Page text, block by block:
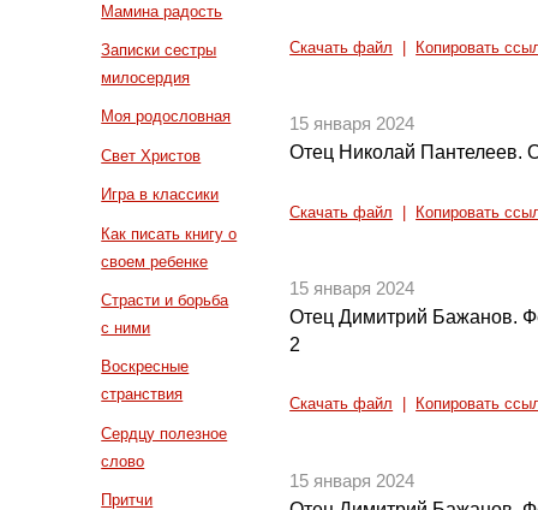
Мамина радость
Записки сестры
милосердия
Моя родословная
Свет Христов
Игра в классики
Как писать книгу о
своем ребенке
Страсти и борьба
с ними
Воскресные
странствия
Сердцу полезное
слово
Притчи
Скачать файл Копировать
15 января 2024
Отец Николай Пантелеев.
Скачать файл Копировать
15 января 2024
Отец Димитрий Бажанов.
2
Скачать файл Копировать
15 января 2024